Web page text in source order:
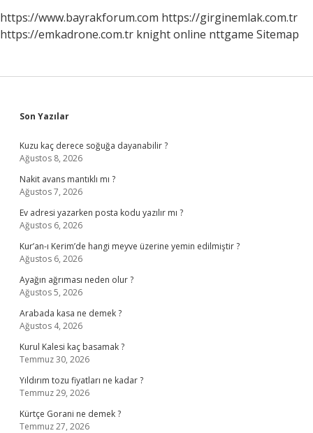
https://www.bayrakforum.com https://girginemlak.com.tr
https://emkadrone.com.tr knight online nttgame Sitemap
Sidebar
Son Yazılar
Kuzu kaç derece soğuğa dayanabilir ?
Ağustos 8, 2026
Nakit avans mantıklı mı ?
Ağustos 7, 2026
Ev adresi yazarken posta kodu yazılır mı ?
Ağustos 6, 2026
Kur’an-ı Kerim’de hangi meyve üzerine yemin edilmiştir ?
Ağustos 6, 2026
Ayağın ağrıması neden olur ?
Ağustos 5, 2026
Arabada kasa ne demek ?
Ağustos 4, 2026
Kurul Kalesi kaç basamak ?
Temmuz 30, 2026
Yıldırım tozu fiyatları ne kadar ?
Temmuz 29, 2026
Kürtçe Gorani ne demek ?
Temmuz 27, 2026